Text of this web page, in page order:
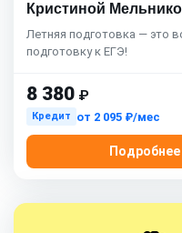
Кристиной
Летняя подготовка — это
подготовку к ЕГЭ!
8 380 ₽
Кредит от 2 095 ₽/мес
Подробнее